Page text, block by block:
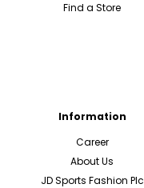
Find a Store
Information
Career
About Us
JD Sports Fashion Plc